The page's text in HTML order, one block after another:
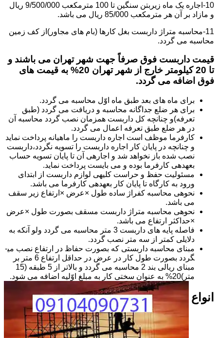
10-اجاره یک ماه زیربتن سنگین تا 100 مترمکعب 9/500/000 ریال
و مازاد بر آن هر مترمکعب 85/000 ریال می باشد.
11-محاسبه متراژ داربست بغل کارها (بام های مجاور)از کف زمین
محاسبه می گردد.
قیمت داربست فوق صرفاً جهت شهر تهران می باشند و
تا 20 کیلومتر خارج از شهر تهران 20% به قیمت های
فوق اضافه می گردد.
برای ماه های بعد طبق ماه اوّل محاسبه می گردد.
برای هر ضلع جداگانه محاسبه و دریافت می گردد (طبق
تعرفه)و چنانچه کل داربست همزمان نصب گردد محاسبه آن
در هر ضلع طبق تعرفه اعمال می گردد.
کارفرما موظف است اجاره داربست را ماهیانه پرداخت نماید
و چنانچه در پایان کار اجاره داربست را تسویه نگردد،داربست
نصب شده باز نخواهد شد و اجاره­ی آن تا پایان تسویه حساب
بعهده­ی کارفرما بوده و می بایست پرداخت نماید.
مسئولیت حفظ و حراست کلیه­ی لوازم داربست از ابتدای
ورود به کارگاه تا پایان کار بعهده­ی کارفرما می باشد.
نحوه­ی محاسبه کفراژ ساده طول ×عرض ×ارتفاع زیر سقف
می باشد.
نحوه­ی محاسبه متراژ داربست مسقف بصورت طول ×عرض
×حداکثر ارتفاع می باشد.
فاصله پایه های داربست 3 متر محاسبه می گردد ولو آنکه به
دلایلی کمتر از سه متر نصب گردد.
مبنای محاسبه داربستی که بصورت حفاظ در ارتفاع نصب می­
گردد بصورت طول کار در عرض در حداقل ارتفاع 6 متر بر
مبنای ریالی بند 2 محاسبه می گردد و بالاتر از 5 طبقه (15
متر)20% به عنوان سختی کار به مبلغ اوّلیه اضافه می شود.
انواع